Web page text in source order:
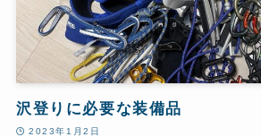
沢登りに必要な装備品
2023年1月2日